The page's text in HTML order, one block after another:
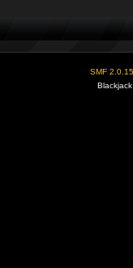
SMF 2.0.15